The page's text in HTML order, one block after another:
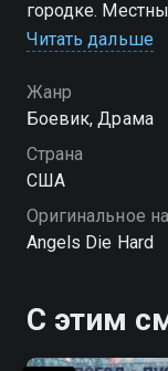
городке.
выгнать их из
ними
Читать дальше
Жанр
Боевик, Драма
Страна
США
Оригинальное
Angels Die Hard
С этим